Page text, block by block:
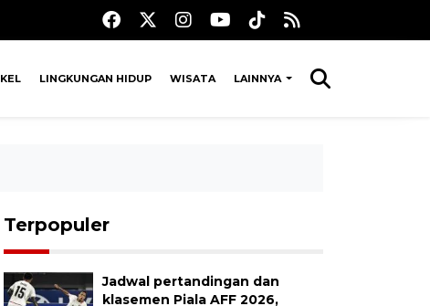
LINGKUNGAN HIDUP WISATA LAINNYA
Terpopuler
Jadwal pertandingan dan
klasemen Piala AFF 2026,